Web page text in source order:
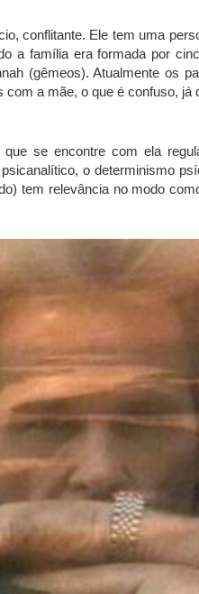
conflitante. Ele tem uma
a família era formada por
(gêmeos). Atualmente os
a mãe, o que é confuso, já
se encontre com ela
o determinismo
tem relevância no modo